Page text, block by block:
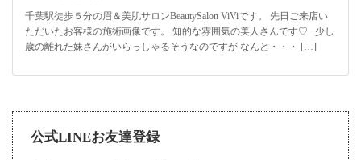
千葉駅徒歩５分の眉＆美肌サロンBeautySalon ViViです。 先日ご来店い
ただいたお客様の施術画像です。 知的な雰囲気の美人さんです♡ 少し
歳の離れた妹さんがいらっしゃるそうなのですが なんと・・・ […]
公式LINEお友達登録